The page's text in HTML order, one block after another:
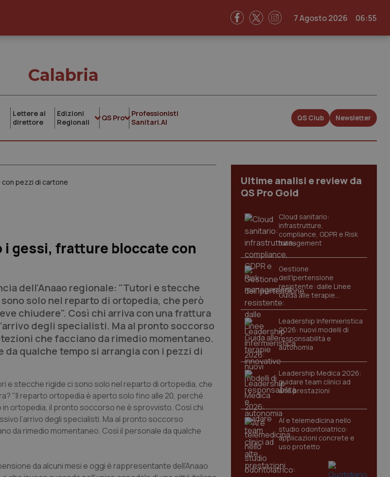
7 Agosto 2026 06:55
Calabria
Lettere al
direttore
Edizioni
Regionali
QS Pro
Professionisti
Sanitari.AI
QS Club Newsletter
con pezzi di cartone
i gessi, fratture bloccate con
dell'Anaao regionale: "Tutori e stecche
solo nel reparto di ortopedia, che però
chiudere". Così chi arriva con una frattura
degli specialisti. Ma al pronto soccorso
che facciano da rimedio momentaneo.
qualche tempo si arrangia con i pezzi di
e stecche rigide ci sono solo nel reparto di ortopedia, che
"Il reparto ortopedia è aperto solo fino alle 20, perché
ortopedia, il pronto soccorso ne è sprovvisto. Così chi
l’arrivo degli specialisti. Ma al pronto soccorso
da rimedio momentaneo. Così il personale da qualche
da alcuni mesi e oggi è rappresentante dell’Anaao
Ultime analisi e review da
QS Pro Gold
Cloud sanitario:
infrastrutture,
compliance, GDPR e Risk
management
Gestione
dell'Ipertensione
resistente: dalle Linee
Guida alle terapie
innovative
Leadership Infermieristica
2026: nuovi modelli di
responsabilità e
autonomia
Leadership Medica 2026:
guidare team clinici ad
alte prestazioni
AI e telemedicina nello
studio odontoiatrico:
applicazioni concrete e
uso protetto